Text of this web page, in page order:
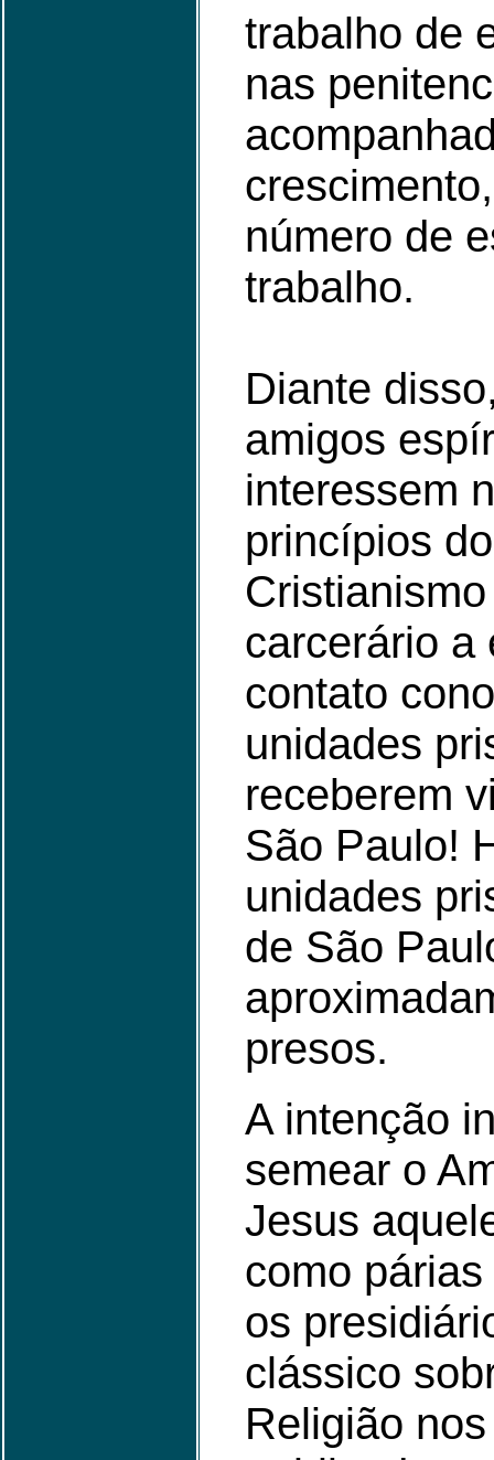
trabalho de
nas
número de
trabalho.
Diante
amigos
interessem
princípios
carcerário a
contato
unidades
receberem
São Paulo!
unidades
de São
presos.
A intenção
semear o
Jesus
como
os
clássico
Religião